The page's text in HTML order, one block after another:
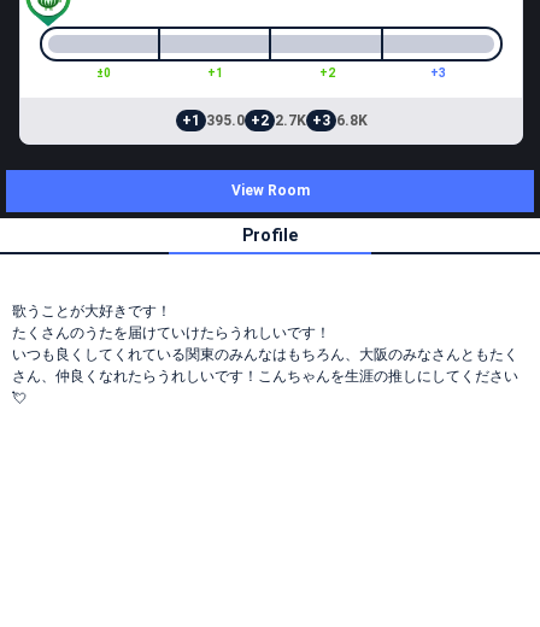
±0 +1 +2 +3
+1 395.0 +2 2.7K +3 6.8K
View Room
Profile
歌うことが大好きです！
たくさんのうたを届けていけたらうれしいです！
いつも良くしてくれている関東のみんなはもちろん、大阪のみなさんともたく
さん、仲良くなれたらうれしいです！こんちゃんを生涯の推しにしてください
💘